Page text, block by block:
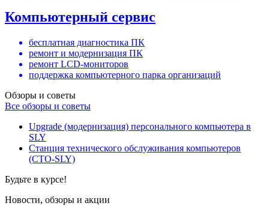
Компьютерный сервис
бесплатная диагностика ПК
ремонт и модернизация ПК
ремонт LCD-мониторов
поддержка компьютерного парка организаций
Обзоры и советы
Все обзоры и советы
Upgrade (модернизация) персонального компьютера в
SLY
Станция технического обслуживания компьютеров
(СТО-SLY)
Будьте в курсе!
Новости, обзоры и акции